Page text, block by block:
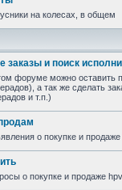
на колесах, в общем
заказы и поиск
форуме можно оставить
а так же сделать
и т.п.)
о покупке и
о покупке и продаже